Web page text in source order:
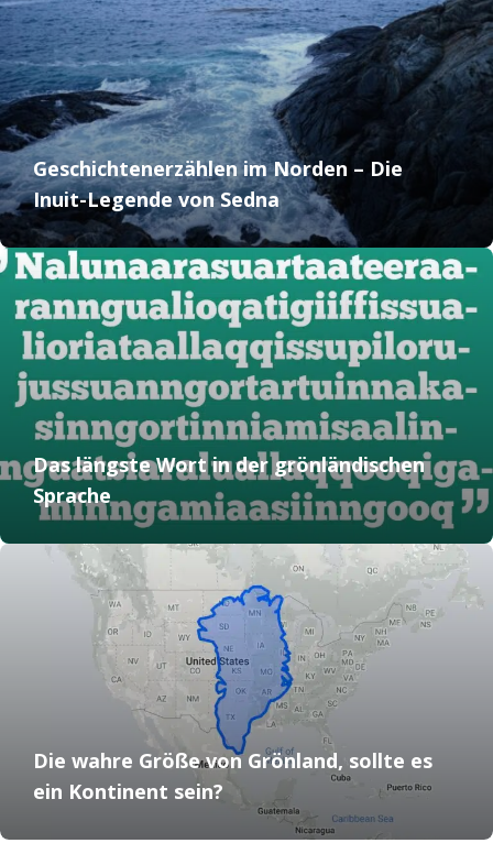
Geschichtenerzählen im Norden – Die
Inuit-Legende von Sedna
Das längste Wort in der grönländischen
Sprache
Die wahre Größe von Grönland, sollte es
ein Kontinent sein?